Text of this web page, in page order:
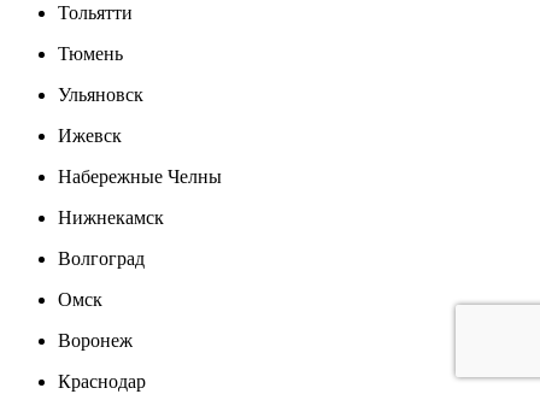
Тольятти
Тюмень
Ульяновск
Ижевск
Набережные Челны
Нижнекамск
Волгоград
Омск
Воронеж
Краснодар